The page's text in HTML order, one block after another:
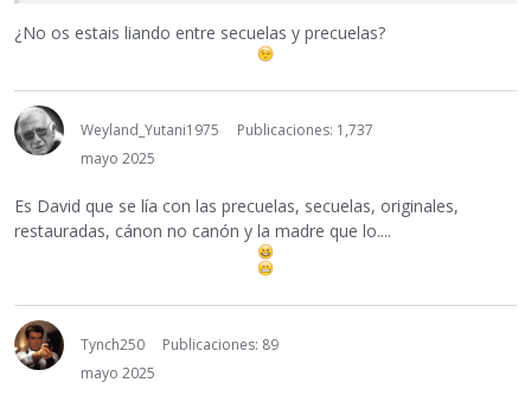
¿No os estais liando entre secuelas y precuelas?
Weyland_Yutani1975
Publicaciones: 1,737
mayo 2025
Es David que se lía con las precuelas, secuelas, originales,
restauradas, cánon no canón y la madre que lo....
Tynch250
Publicaciones: 89
mayo 2025